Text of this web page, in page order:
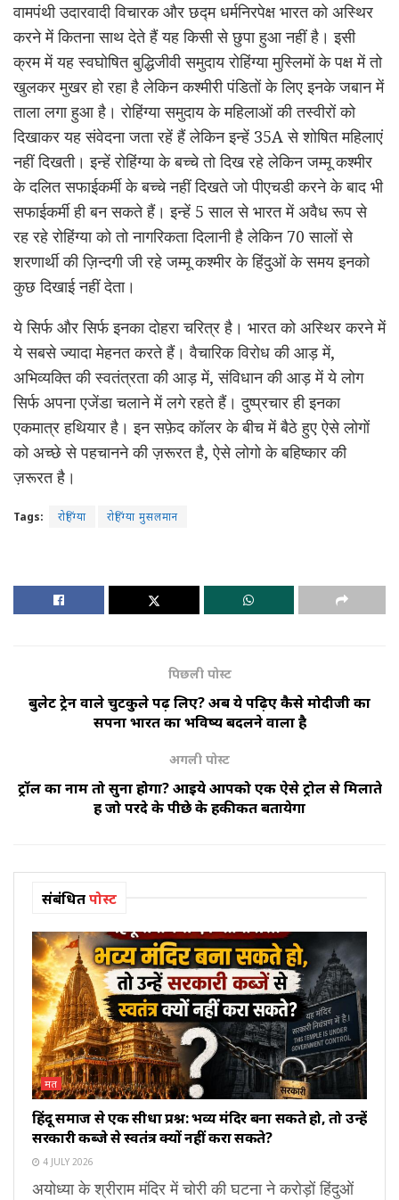
वामपंथी उदारवादी विचारक और छद्म धर्मनिरपेक्ष भारत को अस्थिर
करने में कितना साथ देते हैं यह किसी से छुपा हुआ नहीं है। इसी
क्रम में यह स्वघोषित बुद्धिजीवी समुदाय रोहिंग्या मुस्लिमों के पक्ष में तो
खुलकर मुखर हो रहा है लेकिन कश्मीरी पंडितों के लिए इनके जबान में
ताला लगा हुआ है। रोहिंग्या समुदाय के महिलाओं की तस्वीरों को
दिखाकर यह संवेदना जता रहें हैं लेकिन इन्हें 35A से शोषित महिलाएं
नहीं दिखती। इन्हें रोहिंग्या के बच्चे तो दिख रहे लेकिन जम्मू कश्मीर
के दलित सफाईकर्मी के बच्चे नहीं दिखते जो पीएचडी करने के बाद भी
सफाईकर्मी ही बन सकते हैं। इन्हें 5 साल से भारत में अवैध रूप से
रह रहे रोहिंग्या को तो नागरिकता दिलानी है लेकिन 70 सालों से
शरणार्थी की ज़िन्दगी जी रहे जम्मू कश्मीर के हिंदुओं के समय इनको
कुछ दिखाई नहीं देता।
ये सिर्फ और सिर्फ इनका दोहरा चरित्र है। भारत को अस्थिर करने में
ये सबसे ज्यादा मेहनत करते हैं। वैचारिक विरोध की आड़ में,
अभिव्यक्ति की स्वतंत्रता की आड़ में, संविधान की आड़ में ये लोग
सिर्फ अपना एजेंडा चलाने में लगे रहते हैं। दुष्प्रचार ही इनका
एकमात्र हथियार है। इन सफ़ेद कॉलर के बीच में बैठे हुए ऐसे लोगों
को अच्छे से पहचानने की ज़रूरत है, ऐसे लोगो के बहिष्कार की
ज़रूरत है।
Tags: रोहिंग्या रोहिंग्या मुसलमान
पिछली पोस्ट
बुलेट ट्रेन वाले चुटकुले पढ़ लिए? अब ये पढ़िए कैसे मोदीजी का
सपना भारत का भविष्य बदलने वाला है
अगली पोस्ट
ट्रॉल का नाम तो सुना होगा? आइये आपको एक ऐसे ट्रोल से मिलाते
हैं जो परदे के पीछे के हकीकत बतायेगा
संबंधितपोस्ट
मत
हिंदू समाज से एक सीधा प्रश्न: भव्य मंदिर बना सकते हो, तो उन्हें
सरकारी कब्जे से स्वतंत्र क्यों नहीं करा सकते?
4 JULY 2026
अयोध्या के श्रीराम मंदिर में चोरी की घटना ने करोड़ों हिंदुओं